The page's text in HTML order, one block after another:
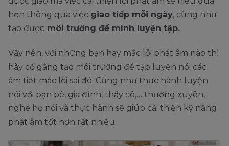
hơn thông qua việc giao tiếp mỗi ngày, cũng như
tạo được môi trường để mình luyện tập.
Vậy nên, với những bạn hay mắc lỗi phát âm nào thì
hãy cố gắng tạo môi trường để tập luyện nói các
âm tiết mắc lỗi sai đó. Cũng như thực hành luyện
nói với bạn bè, gia đình, thầy cô,… thường xuyên,
nghe họ nói và thực hành sẽ giúp cải thiện kỹ năng
phát âm tốt hơn rất nhiều.